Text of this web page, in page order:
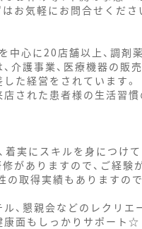
お気軽にお問合せくださ
心に20店舗以上、調剤
介護事業、医療機器の販
た経営をされています。
された患者様の生活習
着実にスキルを身につ
がありますので、ご経
取得実績もありますの
、懇親会などのレクリエ
康面もしっかりサポート☆